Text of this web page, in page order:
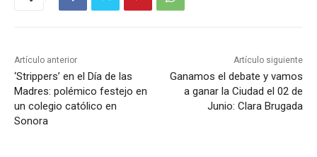
Artículo anterior
‘Strippers’ en el Día de las
Madres: polémico festejo en
un colegio católico en
Sonora
Artículo siguiente
Ganamos el debate y vamos
a ganar la Ciudad el 02 de
Junio: Clara Brugada